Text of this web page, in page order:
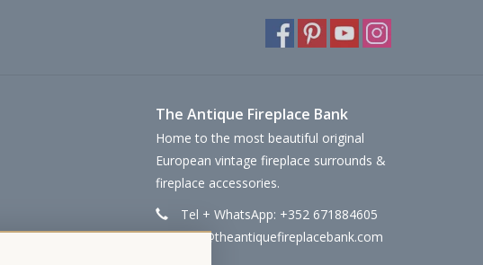
The Antique Fireplace Bank
Home to the most beautiful original
European vintage fireplace surrounds &
fireplace accessories.
Tel + WhatsApp: +352 671884605
info@theantiquefireplacebank.com